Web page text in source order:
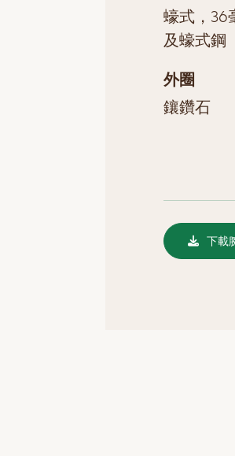
蠔式，36
及蠔式鋼
外圈
鑲鑽石
下載